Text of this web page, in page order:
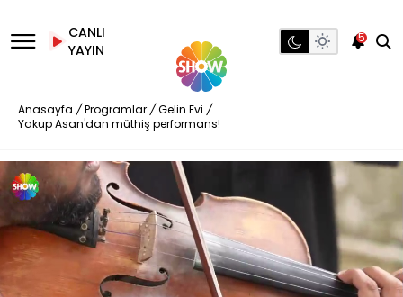
CANLI
YAYIN
5
Anasayfa / Programlar / Gelin Evi /
Yakup Asan'dan müthiş performans!